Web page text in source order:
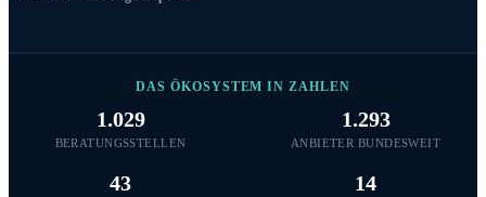
DAS ÖKOSYSTEM IN ZAHLEN
1.029
BERATUNGSSTELLEN
1.293
ANBIETER BUNDESWEIT
43 14